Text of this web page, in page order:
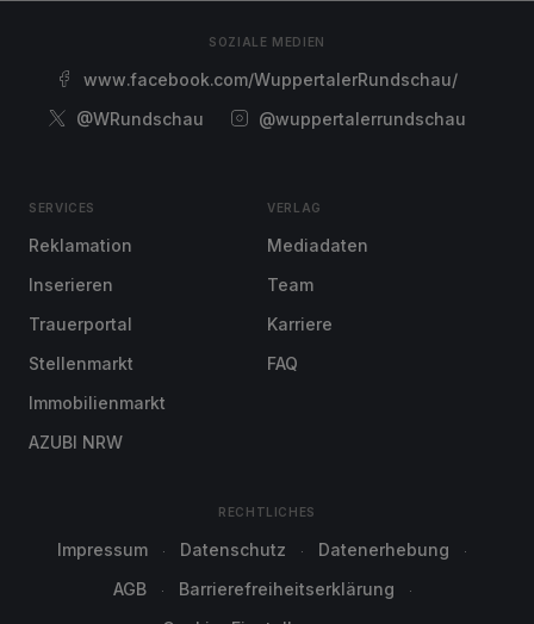
SOZIALE MEDIEN
www.facebook.com/WuppertalerRundschau/
@WRundschau
@wuppertalerrundschau
SERVICES
Reklamation
Inserieren
Trauerportal
Stellenmarkt
Immobilienmarkt
AZUBI NRW
VERLAG
Mediadaten
Team
Karriere
FAQ
RECHTLICHES
Impressum Datenschutz
Datenerhebung
AGB
Barrierefreiheitserklärung